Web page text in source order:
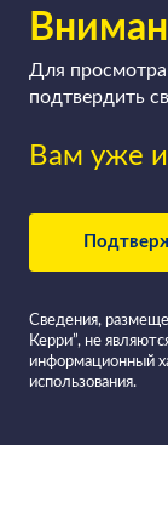
Для
подтвердить
Вам уже
Сведения,
Керри”, не
информационный
использования.